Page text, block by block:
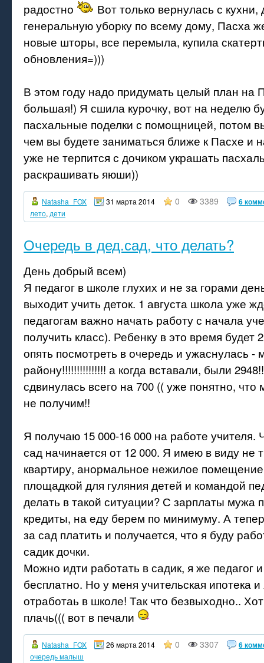
радостно
Вот только вернулась с
генеральную уборку по всему дому, Пасха
новые шторы, все перемыла, купила
обновления=)))
В этом году надо придумать целый план на
большая!) Я сшила курочку, вот на неделю
пасхальные поделки с помощницей, потом
чем вы будете заниматься ближе к Пасхе и
уже не терпится с дочиком украшать
раскрашивать яюши))
Natasha_FOX 31 марта 2014 0 3389 6
лето, дети
Очередь в дед.сад, что делать?
День добрый всем)
Я педагог в школе глухих и не за горами
выходит учить деток. 1 августа школа уже
педагогам важно начать работу с начала
получить класс). Ребенку в это время будет
опять посмотреть в очередь и ужаснулась -
району!!!!!!!!!!!!!!! а когда вставали, были
сдвинулась всего на 700 (( уже понятно, что
не получим!!
Я получаю 15 000-16 000 на работе учителя.
сад начинается от 12 000. Я имею в виду не
квартиру, анормальное нежилое
площадкой для гуляния детей и командой
делать в такой ситуации? С зарплаты мужа
кредиты, на еду берем по минимуму. А
за сад платить и получается, что я буду
садик дочки.
Можно идти работать в садик, я же педагог
бесплатно. Но у меня учительская ипотека
отработаь в школе! Так что безвыходно..
плачь((( вот в печали
Natasha_FOX 26 марта 2014 0 3307 6
очередь малыш